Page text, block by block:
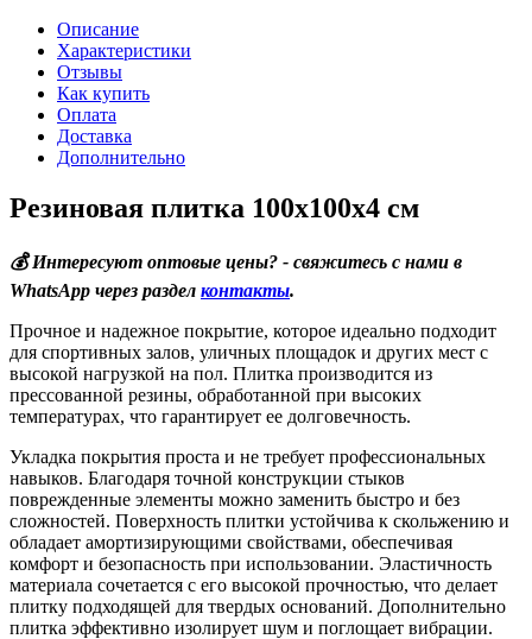
Описание
Характеристики
Отзывы
Как купить
Оплата
Доставка
Дополнительно
Резиновая плитка 100х100х4 см
💰 Интересуют оптовые цены? - свяжитесь с нами в
WhatsApp через раздел контакты.
Прочное и надежное покрытие, которое идеально подходит
для спортивных залов, уличных площадок и других мест с
высокой нагрузкой на пол. Плитка производится из
прессованной резины, обработанной при высоких
температурах, что гарантирует ее долговечность.
Укладка покрытия проста и не требует профессиональных
навыков. Благодаря точной конструкции стыков
поврежденные элементы можно заменить быстро и без
сложностей. Поверхность плитки устойчива к скольжению и
обладает амортизирующими свойствами, обеспечивая
комфорт и безопасность при использовании. Эластичность
материала сочетается с его высокой прочностью, что делает
плитку подходящей для твердых оснований. Дополнительно
плитка эффективно изолирует шум и поглощает вибрации.